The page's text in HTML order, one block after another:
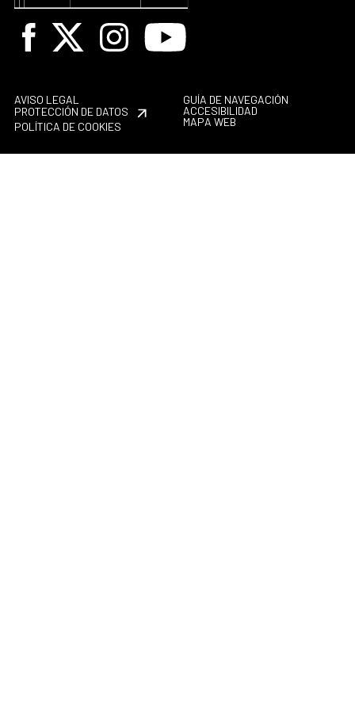
Facebook
X InstagramYoutube
AVISO LEGAL
PROTECCIÓN DE DATOS
POLÍTICA DE COOKIES
GUÍA DE NAVEGACIÓN
ACCESIBILIDAD
MAPA WEB